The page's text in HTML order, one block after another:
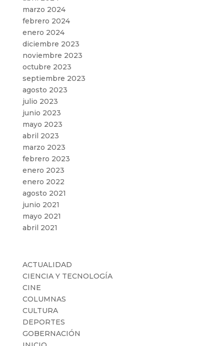
marzo 2024
febrero 2024
enero 2024
diciembre 2023
noviembre 2023
octubre 2023
septiembre 2023
agosto 2023
julio 2023
junio 2023
mayo 2023
abril 2023
marzo 2023
febrero 2023
enero 2023
enero 2022
agosto 2021
junio 2021
mayo 2021
abril 2021
ACTUALIDAD
CIENCIA Y TECNOLOGÍA
CINE
COLUMNAS
CULTURA
DEPORTES
GOBERNACIÓN